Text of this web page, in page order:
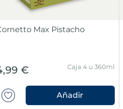
Max Pistacho
€ Caja 4 u 360ml
Añadir